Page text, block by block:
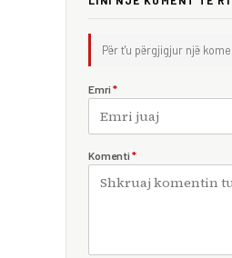
Për t'u përgjigjur një
Emri *
Komenti *